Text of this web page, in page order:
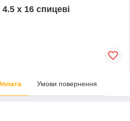
х 16 спицеві
Умови повернення